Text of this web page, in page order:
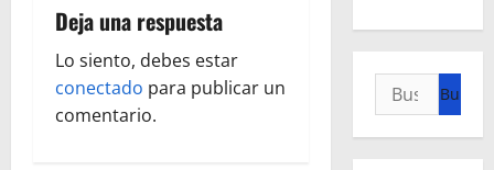
i
ó
n
Deja una respuesta
Lo siento, debes estar
conectado para publicar un
comentario.
Buscar: